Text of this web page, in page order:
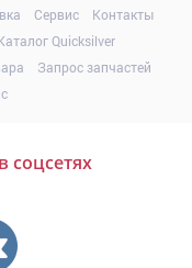
Сервис
Контакты
Quicksilver
Запрос запчастей
соцсетях